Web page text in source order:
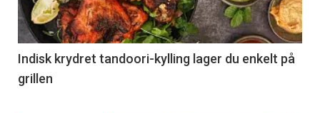
Indisk krydret tandoori-kylling lager du enkelt på
grillen